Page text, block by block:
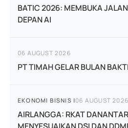
BATIC 2026: MEMBUKA
DEPAN AI
06 AUGUST 2026
PT TIMAH GELAR BULAN
EKONOMI BISNIS |06 AUGUST 2026
AIRLANGGA: RKAT